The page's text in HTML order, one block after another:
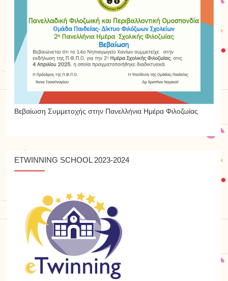
Βεβαίωση Συμμετοχής στην Πανελλήνια Ημέρα Φιλοζωίας
ETWINNING SCHOOL 2023-2024